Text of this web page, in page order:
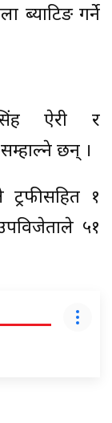
ब्याटिङ गर्ने
ऐरी र
छन् ।
१
५१